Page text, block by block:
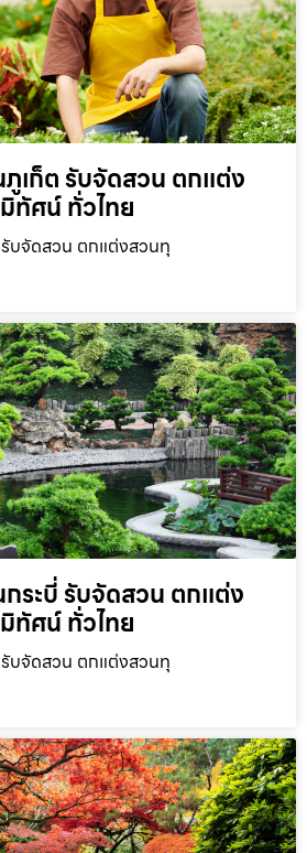
เก็ต รับจัดสวน ตกแต่ง
ทัศน์ ทั่วไทย
บจัดสวน ตกแต่งสวนทุ
ระบี่ รับจัดสวน ตกแต่ง
ทัศน์ ทั่วไทย
บจัดสวน ตกแต่งสวนทุ